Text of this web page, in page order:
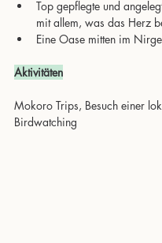
Top gepflegte und
mit allem, was das Herz
Eine Oase mitten im
Aktivitäten
Mokoro Trips, Besuch einer
Birdwatching